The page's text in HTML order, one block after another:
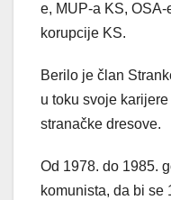
e, MUP-a KS,
korupcije KS.
Berilo je član
u toku svoje
stranačke dresove.
Od 1978. do 1985.
komunista, da bi se